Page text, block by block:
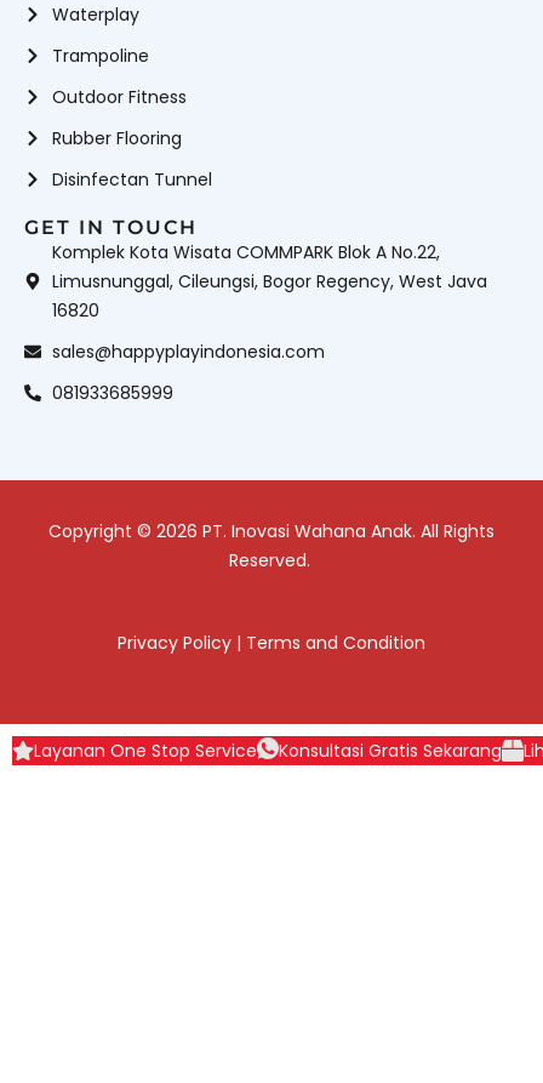
Waterplay
Trampoline
Outdoor Fitness
Rubber Flooring
Disinfectan Tunnel
GET IN TOUCH
Komplek Kota Wisata COMMPARK Blok A No.22,
Limusnunggal, Cileungsi, Bogor Regency, West Java
16820
sales@happyplayindonesia.com
081933685999
Copyright © 2026 PT. Inovasi Wahana Anak. All Rights
Reserved.
Privacy Policy | Terms and Condition
Layanan One Stop Service Konsultasi Gratis Sekarang